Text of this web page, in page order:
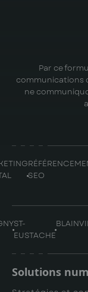
Par ce
communications
ne
SEO
ST-
EUSTACHE
Solutions